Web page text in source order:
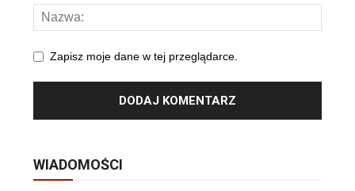
Zapisz moje dane w tej przeglądarce.
WIADOMOŚCI